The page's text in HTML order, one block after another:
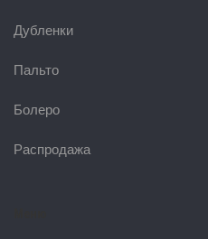
Дубленки
Пальто
Болеро
Распродажа